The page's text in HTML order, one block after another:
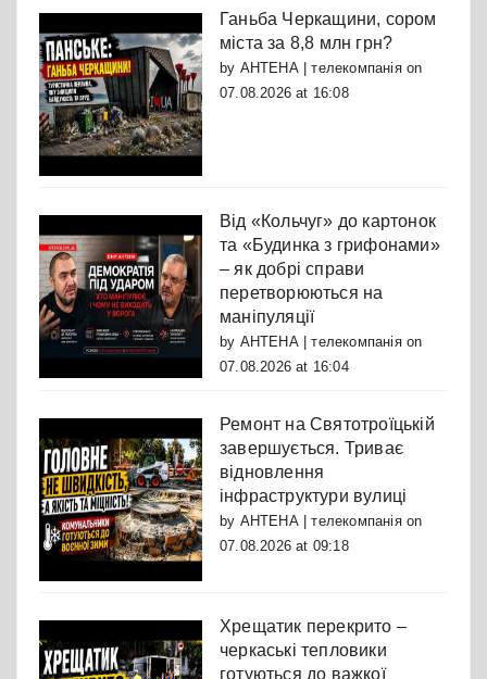
Ганьба Черкащини, сором
міста за 8,8 млн грн?
by АНТЕНА | телекомпаніяon
07.08.2026 at 16:08
Від «Кольчуг» до картонок
та «Будинка з грифонами»
– як добрі справи
перетворюються на
маніпуляції
by АНТЕНА | телекомпаніяon
07.08.2026 at 16:04
Ремонт на Святотроїцькій
завершується. Триває
відновлення
інфраструктури вулиці
by АНТЕНА | телекомпаніяon
07.08.2026 at 09:18
Хрещатик перекрито –
черкаські тепловики
готуються до важкої